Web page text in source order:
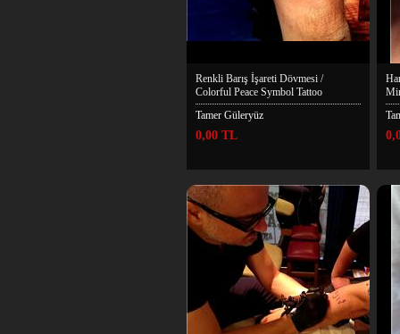
Renkli Barış İşareti Dövmesi /
Colorful Peace Symbol Tattoo
Tamer Güleryüz
0,00 TL